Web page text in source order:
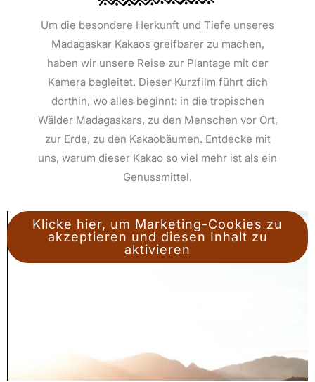
Um die besondere Herkunft und Tiefe unseres
Madagaskar Kakaos greifbarer zu machen,
haben wir unsere Reise zur Plantage mit der
Kamera begleitet. Dieser Kurzfilm führt dich
dorthin, wo alles beginnt: in die tropischen
Wälder Madagaskars, zu den Menschen vor Ort,
zur Erde, zu den Kakaobäumen. Entdecke mit
uns, warum dieser Kakao so viel mehr ist als ein
Genussmittel.
Klicke hier, um Marketing-Cookies zu
akzeptieren und diesen Inhalt zu
aktivieren